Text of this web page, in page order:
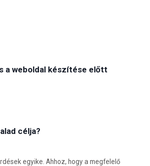
a weboldal készítése előtt
célja?
egyike. Ahhoz, hogy a megfelelő